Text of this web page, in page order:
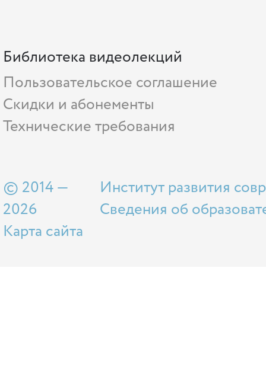
Библиотека видеолекций
Пользовательское соглашение
Скидки и абонементы
Технические требования
© 2014 —
2026
Карта сайта
Институт развития
Сведения об